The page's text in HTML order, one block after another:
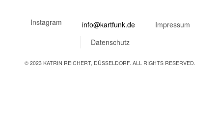
Instagram info@kartfunk.de
Impressum
Datenschutz
© 2023 KATRIN REICHERT, DÜSSELDORF. ALL RIGHTS RESERVED.